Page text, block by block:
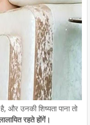
और उनकी शिष्यता पाना तो
रहते होंगें।